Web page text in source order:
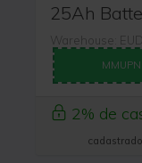
25Ah
Warehouse:
2% de
cadastrado